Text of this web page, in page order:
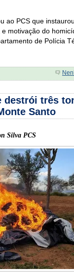
ao PCS que
motivação do
de Polícia
destrói três
Santo
Silva PCS